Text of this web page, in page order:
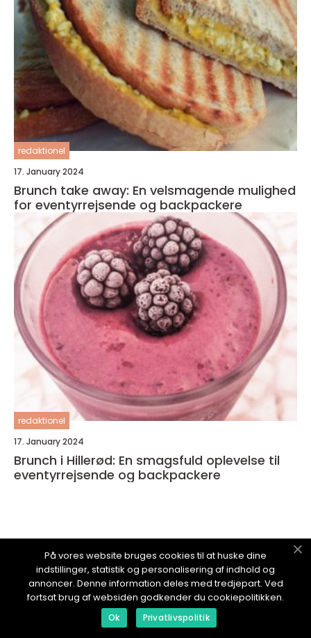
redaktionel
17. January 2024
Brunch take away: En velsmagende mulighed
for eventyrrejsende og backpackere
redaktionel
17. January 2024
Brunch i Hillerød: En smagsfuld oplevelse til
eventyrrejsende og backpackere
OPLEVNYEOPLEVELSER.dk
På vores website bruges cookies til at huske dine
indstillinger, statistik og personalisering af indhold og
annoncer. Denne information deles med tredjepart. Ved
fortsat brug af websiden godkender du cookiepolitikken.
Ok Privatlivspolitik